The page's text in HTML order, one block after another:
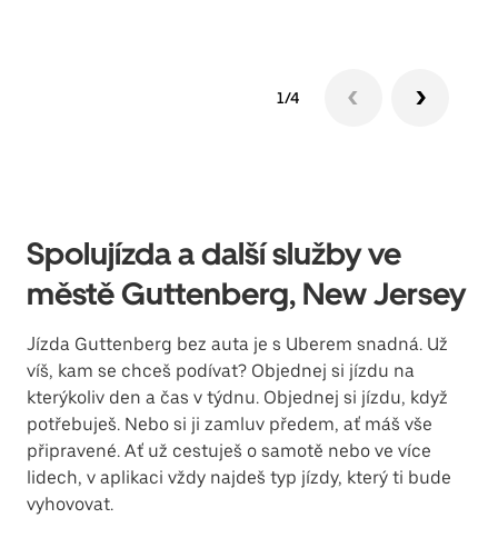
1/4
Spolujízda a další služby ve
městě Guttenberg, New Jersey
Jízda Guttenberg bez auta je s Uberem snadná. Už
víš, kam se chceš podívat? Objednej si jízdu na
kterýkoliv den a čas v týdnu. Objednej si jízdu, když
potřebuješ. Nebo si ji zamluv předem, ať máš vše
připravené. Ať už cestuješ o samotě nebo ve více
lidech, v aplikaci vždy najdeš typ jízdy, který ti bude
vyhovovat.